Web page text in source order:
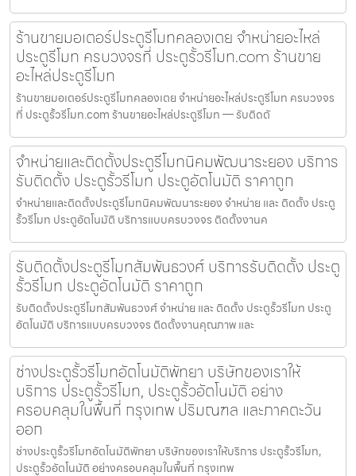
ร้านขายมอเตอร์ประตูรีโมทคลองเตย จำหน่ายอะไหล่
ประตูรีโมท ครบวงจรที่ ประตูรั้วรีโมท.com ร้านขาย
อะไหล่ประตูรีโมท
ร้านขายมอเตอร์ประตูรีโมทคลองเตย จำหน่ายอะไหล่ประตูรีโมท ครบวงจร
ที่ ประตูรั้วรีโมท.com ร้านขายอะไหล่ประตูรีโมท — รับติดตั
จำหน่ายและติดตั้งประตูรีโมทนิคมพัฒนาระยอง บริการ
รับติดตั้ง ประตูรั้วรีโมท ประตูอัตโนมัติ ราคาถูก
จำหน่ายและติดตั้งประตูรีโมทนิคมพัฒนาระยอง จำหน่าย และ ติดตั้ง ประตู
รั้วรีโมท ประตูอัตโนมัติ บริการแบบครบวงจร ติดตั้งงานค
รับติดตั้งประตูรีโมทสัมพันธวงศ์ บริการรับติดตั้ง ประตู
รั้วรีโมท ประตูอัตโนมัติ ราคาถูก
รับติดตั้งประตูรีโมทสัมพันธวงศ์ จำหน่าย และ ติดตั้ง ประตูรั้วรีโมท ประตู
อัตโนมัติ บริการแบบครบวงจร ติดตั้งงานคุณภาพ และ
ช่างประตูรั้วรีโมทอัตโนมัติพัทยา บริษัทของเราให้
บริการ ประตูรั้วรีโมท, ประตูรั้วอัตโนมัติ อย่าง
ครอบคลุมในพื้นที่ กรุงเทพ ปริมณฑล และภาคตะวัน
ออก
ช่างประตูรั้วรีโมทอัตโนมัติพัทยา บริษัทของเราให้บริการ ประตูรั้วรีโมท,
ประตูรั้วอัตโนมัติ อย่างครอบคลุมในพื้นที่ กรุงเทพ